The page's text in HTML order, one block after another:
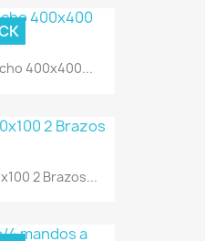
400x400...
2 Brazos...